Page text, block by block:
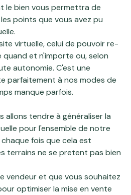
le bien vous permettra de
points que vous avez pu
virtuelle, celui de pouvoir re-
et n'importe ou, selon
autonomie. C'est une
parfaitement à nos modes de
manque parfois.
tendre à généraliser la
pour l'ensemble de notre
fois que cela est
terrains ne se pretent pas bien
vendeur et que vous souhaitez
optimiser la mise en vente